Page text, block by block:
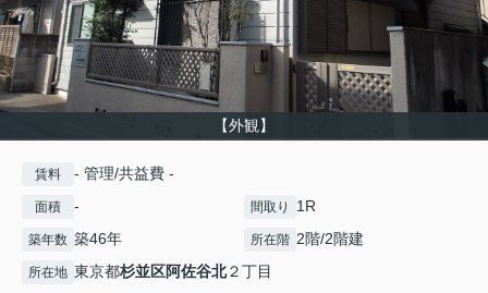
【外観】
賃料 - 管理/共益費 -
面積 - 間取り 1R
築年数 築46年 所在階 2階/2階建
所在地 東京都杉並区阿佐谷北２丁目